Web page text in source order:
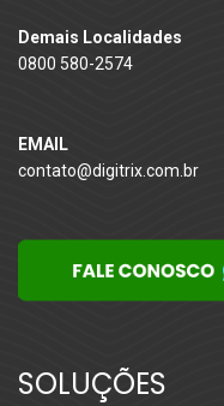
Demais Localidades
0800 580-2574
EMAIL
contato@digitrix.com.br
SOLUÇÕES